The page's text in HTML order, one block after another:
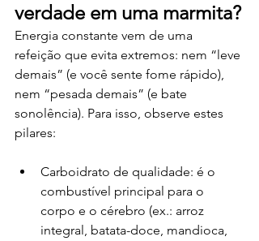
verdade em uma marmita?
Energia constante vem de uma
refeição que evita extremos: nem “leve
demais” (e você sente fome rápido),
nem “pesada demais” (e bate
sonolência). Para isso, observe estes
pilares:
Carboidrato de qualidade: é o
combustível principal para o
corpo e o cérebro (ex.: arroz
integral, batata-doce, mandioca,